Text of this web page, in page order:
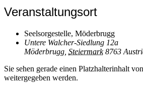
Veranstaltungsort
Seelsorgestelle, Möderbrugg
Untere Walcher-Siedlung 12a
Möderbrugg Steiermark 8763
Sie sehen gerade einen Platzhalterinhalt von
weitergegeben werden.